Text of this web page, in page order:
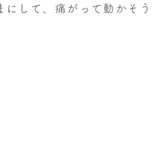
して、痛がって動かそう